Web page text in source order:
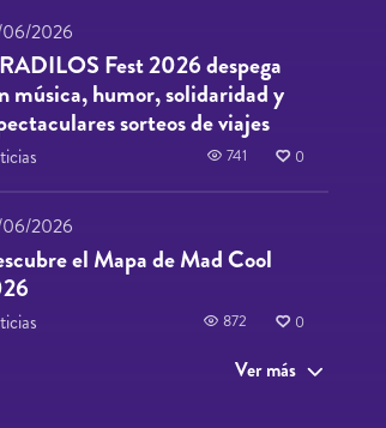
2026
Fest 2026 despega
música, humor, solidaridad y
sorteos de viajes
741 0
2026
el Mapa de Mad Cool
872 0
Ver más